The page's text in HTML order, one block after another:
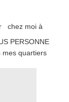
chez moi à
PERSONNE
mes quartiers